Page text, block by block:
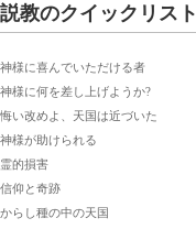
説教のクイックリスト
神様に喜んでいただける者
神様に何を差し上げようか?
悔い改めよ、天国は近づいた
神様が助けられる
霊的損害
信仰と奇跡
からし種の中の天国